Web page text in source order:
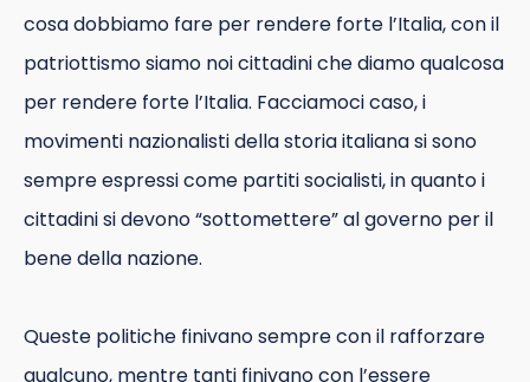
cosa dobbiamo fare per rendere forte l’Italia, con il
patriottismo siamo noi cittadini che diamo qualcosa
per rendere forte l’Italia. Facciamoci caso, i
movimenti nazionalisti della storia italiana si sono
sempre espressi come partiti socialisti, in quanto i
cittadini si devono “sottomettere” al governo per il
bene della nazione.
Queste politiche finivano sempre con il rafforzare
qualcuno, mentre tanti finivano con l’essere